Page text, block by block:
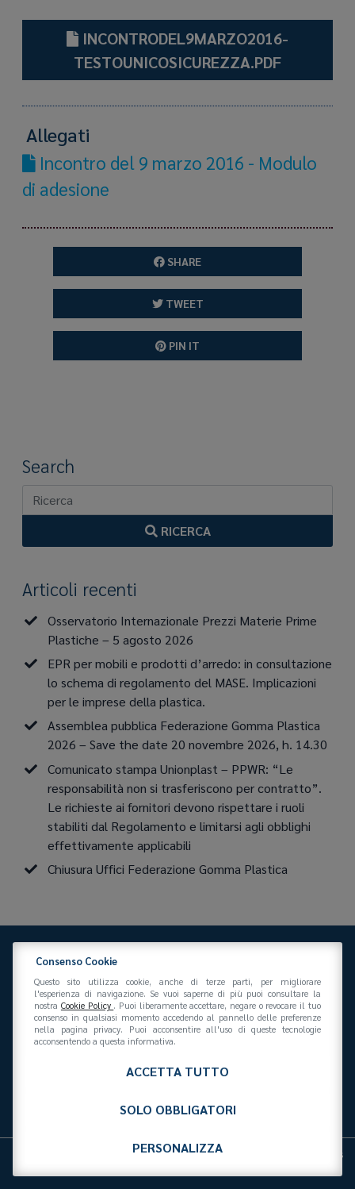
INCONTRODEL9MARZO2016-
TESTOUNICOSICUREZZA.PDF
Allegati
Incontro del 9 marzo 2016 - Modulo
di adesione
SHARE
TWEET
PIN IT
Search
RICERCA
Articoli recenti
Osservatorio Internazionale Prezzi Materie Prime
Plastiche – 5 agosto 2026
EPR per mobili e prodotti d’arredo: in consultazione
lo schema di regolamento del MASE. Implicazioni
per le imprese della plastica.
Assemblea pubblica Federazione Gomma Plastica
2026 – Save the date 20 novembre 2026, h. 14.30
Comunicato stampa Unionplast – PPWR: “Le
responsabilità non si trasferiscono per contratto”.
Le richieste ai fornitori devono rispettare i ruoli
stabiliti dal Regolamento e limitarsi agli obblighi
effettivamente applicabili
Chiusura Uffici Federazione Gomma Plastica
Federazione Gomma Plastica
Via San Vittore 36 20123
+39 02 439281
Cookies
Consenso Cookie
Questo sito utilizza cookie, anche di terze parti, per migliorare
l'esperienza di navigazione. Se vuoi saperne di più puoi consultare la
nostra Cookie Policy . Puoi liberamente accettare, negare o revocare il tuo
consenso in qualsiasi momento accedendo al pannello delle preferenze
nella pagina privacy. Puoi acconsentire all'uso di queste tecnologie
acconsentendo a questa informativa.
ACCETTA TUTTO
SOLO OBBLIGATORI
PERSONALIZZA